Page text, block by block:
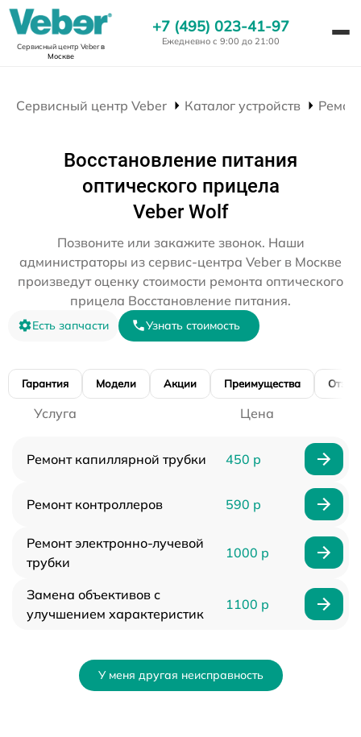
Сервисный центр Veberв
Москве
+7 (495) 023-41-97
Ежедневно с 9:00 до 21:00
Сервисный центр Veber Каталог устройств
Восстановление питания
оптического прицела
Veber Wolf
Позвоните или закажите звонок. Наши
администраторы из сервис-центра Veber в Москве
произведут оценку стоимости ремонта оптического
прицела Восстановление питания.
Есть запчасти Узнать стоимость
Гарантия Модели Акции Преимущества
Услуга Цена
Ремонт капиллярной трубки 450 р
Ремонт контроллеров 590 р
Ремонт электронно-лучевой
трубки
1000 р
Замена объективов с
улучшением характеристик
1100 р
У меня другая неисправность